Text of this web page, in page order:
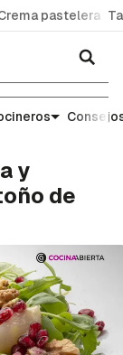
pastelera
y
de